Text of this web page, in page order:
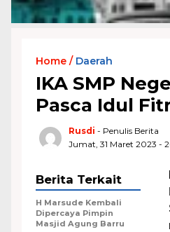
Home / Daerah
IKA SMP
Pasca Idul
Rusdi - Penulis Berita
Jumat, 31 Maret 2023 -
Berita Terkait
H Marsude Kembali
Dipercaya Pimpin
Masjid Agung Barru